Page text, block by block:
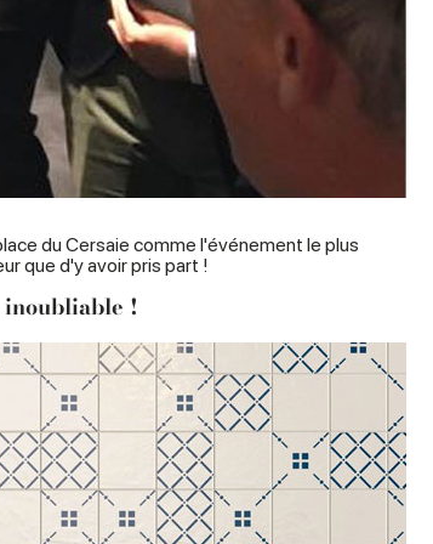
du Cersaie comme l'événement le plus
que d'y avoir pris part !
inoubliable !